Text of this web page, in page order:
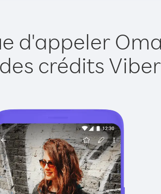
d'appeler
crédits